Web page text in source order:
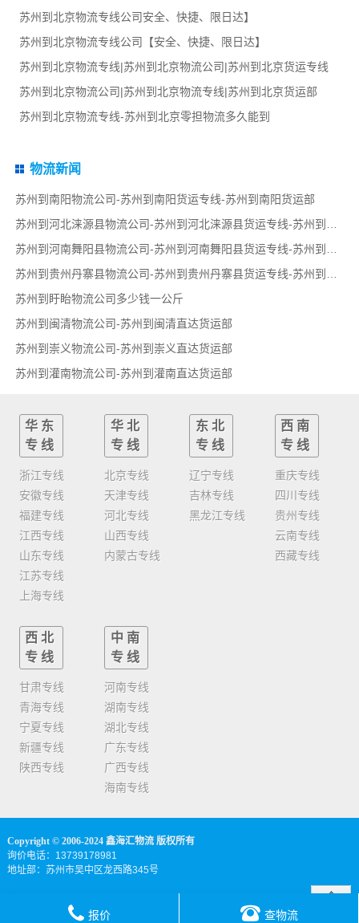
苏州到北京物流专线公司安全、快捷、限日达】
苏州到北京物流专线公司【安全、快捷、限日达】
苏州到北京物流专线|苏州到北京物流公司|苏州到北京货运专线
苏州到北京物流公司|苏州到北京物流专线|苏州到北京货运部
苏州到北京物流专线-苏州到北京零担物流多久能到
物流新闻
苏州到南阳物流公司-苏州到南阳货运专线-苏州到南阳货运部
苏州到盱眙物流公司多少钱一公斤
苏州到闽清物流公司-苏州到闽清直达货运部
苏州到崇义物流公司-苏州到崇义直达货运部
苏州到灌南物流公司-苏州到灌南直达货运部
华东
专线
浙江专线
安徽专线
福建专线
江西专线
山东专线
江苏专线
上海专线
华北
专线
北京专线
天津专线
河北专线
山西专线
内蒙古专线
东北
专线
辽宁专线
吉林专线
黑龙江专线
西南
专线
重庆专线
四川专线
贵州专线
云南专线
西藏专线
西北
专线
甘肃专线
青海专线
宁夏专线
新疆专线
陕西专线
中南
专线
河南专线
湖南专线
湖北专线
广东专线
广西专线
海南专线
Copyright © 2006-2024 鑫海汇物流 版权所有
询价电话：13739178981
地址部：苏州市吴中区龙西路345号
报价 查物流